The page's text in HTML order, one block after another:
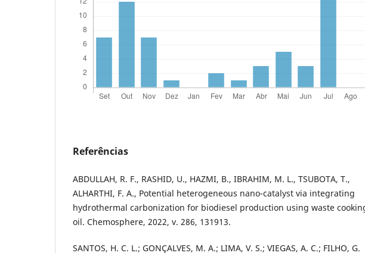
Referências
ABDULLAH, R. F., RASHID, U., HAZMI, B., IBRAHIM, M. L., TSUBOTA, T.,
ALHARTHI, F. A., Potential heterogeneous nano-catalyst via integrating
hydrothermal carbonization for biodiesel production using waste
oil. Chemosphere, 2022, v. 286, 131913.
SANTOS, H. C. L.; GONÇALVES, M. A.; LIMA, V. S.; VIEGAS, A. C.; FILHO, G.